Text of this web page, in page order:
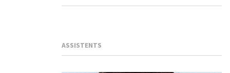
ASSISTENTS